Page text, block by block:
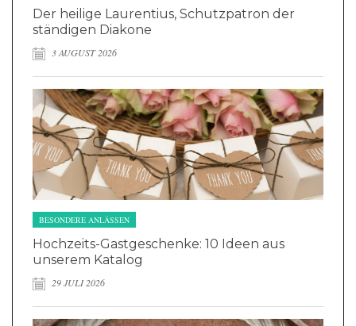
Der heilige Laurentius, Schutzpatron der
ständigen Diakone
3 AUGUST 2026
BESONDERE ANLÄSSEN
Hochzeits-Gastgeschenke: 10 Ideen aus
unserem Katalog
29 JULI 2026